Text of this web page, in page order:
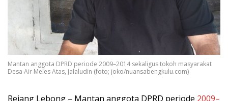
Mantan anggota DPRD periode 2009–2014 sekaligus tokoh masyarakat
Desa Air Meles Atas, Jalaludin (foto; joko/nuansabengkulu.com)
Rejang Lebong – Mantan anggota DPRD periode 2009–